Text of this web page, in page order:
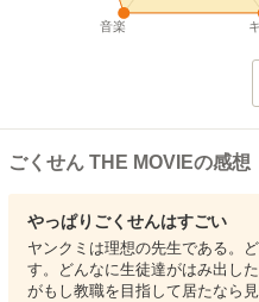
音楽
ごくせん THE MOVIEの感想
やっぱりごくせんはすごい
ヤンクミは理想の先生である。
す。どんなに生徒達がはみ出し
がもし教職を目指して居たなら